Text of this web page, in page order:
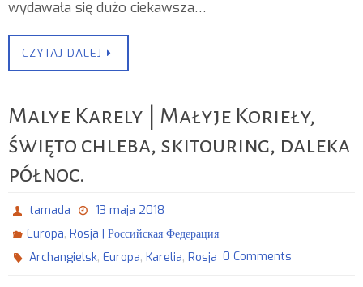
wydawała się dużo ciekawsza…
CZYTAJ DALEJ
Malye Karely | Małyje Korieły,
święto chleba, skitouring, daleka
północ.
tamada
13 maja 2018
Europa,Rosja | Российская Федерация
Archangielsk,Europa,Karelia,Rosja 0 Comments